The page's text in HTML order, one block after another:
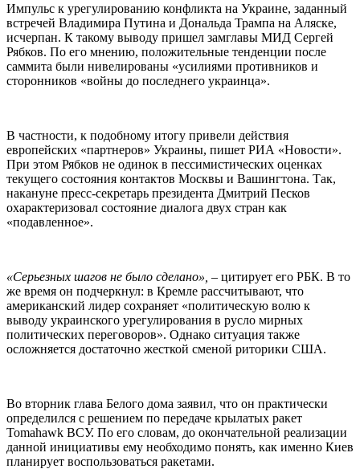
Импульс к урегулированию конфликта на Украине, заданный
встречей Владимира Путина и Дональда Трампа на Аляске,
исчерпан. К такому выводу пришел замглавы МИД Сергей
Рябков. По его мнению, положительные тенденции после
саммита были нивелированы «усилиями противников и
сторонников «войны до последнего украинца».
В частности, к подобному итогу привели действия
европейских «партнеров» Украины, пишет РИА «Новости».
При этом Рябков не одинок в пессимистических оценках
текущего состояния контактов Москвы и Вашингтона. Так,
накануне пресс-секретарь президента Дмитрий Песков
охарактеризовал состояние диалога двух стран как
«подавленное».
«Серьезных шагов не было сделано», – цитирует его РБК. В то
же время он подчеркнул: в Кремле рассчитывают, что
американский лидер сохраняет «политическую волю к
выводу украинского урегулирования в русло мирных
политических переговоров». Однако ситуация также
осложняется достаточно жесткой сменой риторики США.
Во вторник глава Белого дома заявил, что он практически
определился с решением по передаче крылатых ракет
Tomahawk ВСУ. По его словам, до окончательной реализации
данной инициативы ему необходимо понять, как именно Киев
планирует воспользоваться ракетами.